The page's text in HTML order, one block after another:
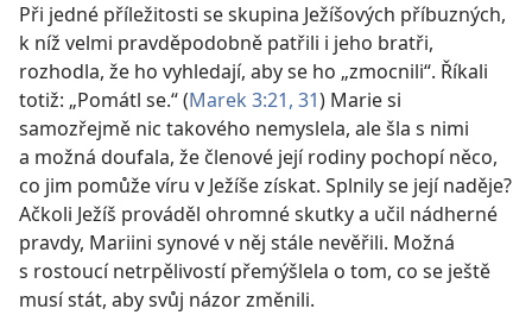
Při jedné příležitosti se skupina Ježíšových příbuzných,
k níž velmi pravděpodobně patřili i jeho bratři,
rozhodla, že ho vyhledají, aby se ho „zmocnili“. Říkali
totiž: „Pomátl se.“ (Marek 3:21, 31) Marie si
samozřejmě nic takového nemyslela, ale šla s nimi
a možná doufala, že členové její rodiny pochopí něco,
co jim pomůže víru v Ježíše získat. Splnily se její naděje?
Ačkoli Ježíš prováděl ohromné skutky a učil nádherné
pravdy, Mariini synové v něj stále nevěřili. Možná
s rostoucí netrpělivostí přemýšlela o tom, co se ještě
musí stát, aby svůj názor změnili.